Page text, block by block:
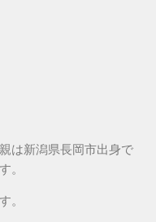
は新潟県長岡市出身で
。
。